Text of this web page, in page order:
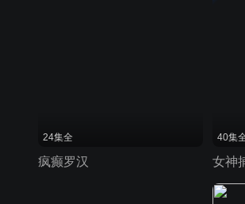
24集全
疯癫罗汉
40集
女神